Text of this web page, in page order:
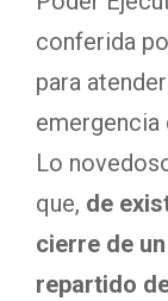
conferida
para
emergencia
Lo
que, de
cierre de
repartido